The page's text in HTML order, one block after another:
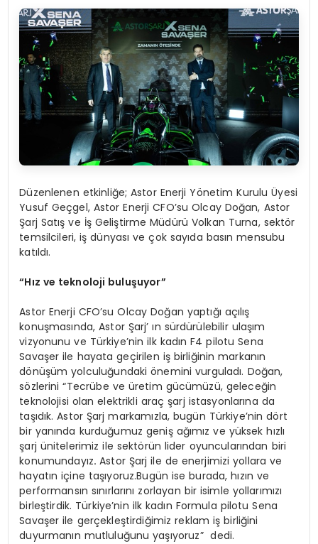
Düzenlenen etkinliğe; Astor Enerji Yönetim Kurulu Üyesi
Yusuf Geçgel, Astor Enerji CFO’su Olcay Doğan, Astor
Şarj Satış ve İş Geliştirme Müdürü Volkan Turna, sektör
temsilcileri, iş dünyası ve çok sayıda basın mensubu
katıldı.
“Hız ve teknoloji buluşuyor”
Astor Enerji CFO’su Olcay Doğan yaptığı açılış
konuşmasında, Astor Şarj’ ın sürdürülebilir ulaşım
vizyonunu ve Türkiye’nin ilk kadın F4 pilotu Sena
Savaşer ile hayata geçirilen iş birliğinin markanın
dönüşüm yolculuğundaki önemini vurguladı. Doğan,
sözlerini “Tecrübe ve üretim gücümüzü, geleceğin
teknolojisi olan elektrikli araç şarj istasyonlarına da
taşıdık. Astor Şarj markamızla, bugün Türkiye’nin dört
bir yanında kurduğumuz geniş ağımız ve yüksek hızlı
şarj ünitelerimiz ile sektörün lider oyuncularından biri
konumundayız.Astor Şarj ile de enerjimizi yollara ve
hayatın içine taşıyoruz.Bugün ise burada, hızın ve
performansın sınırlarını zorlayan bir isimle yollarımızı
birleştirdik. Türkiye’nin ilk kadın Formula pilotu Sena
Savaşer ile gerçekleştirdiğimiz reklam iş birliğini
duyurmanın mutluluğunu yaşıyoruz” dedi.